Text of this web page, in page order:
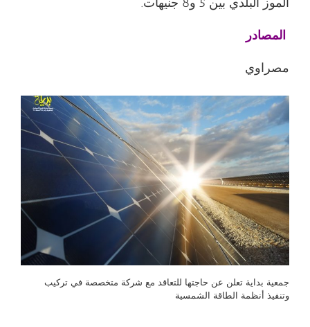
المصادر
مصراوي
جمعية بداية تعلن عن حاجتها للتعاقد مع شركة متخصصة في تركيب
وتنفيذ أنظمة الطاقة الشمسية